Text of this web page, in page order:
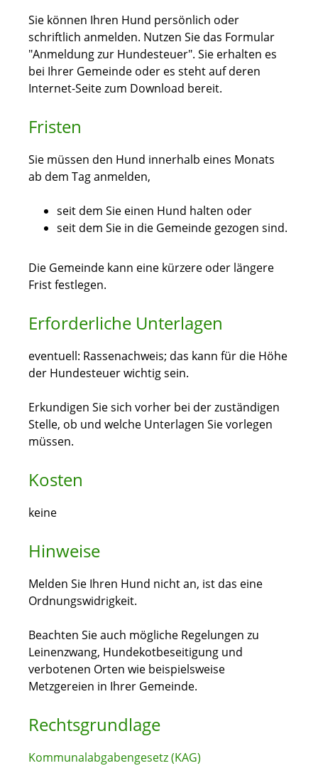
Sie können Ihren Hund persönlich oder
schriftlich anmelden. Nutzen Sie das Formular
"Anmeldung zur Hundesteuer". Sie erhalten es
bei Ihrer Gemeinde oder es steht auf deren
Internet-Seite zum Download bereit.
Fristen
Sie müssen den Hund innerhalb eines Monats
ab dem Tag anmelden,
seit dem Sie einen Hund halten oder
seit dem Sie in die Gemeinde gezogen sind.
Die Gemeinde kann eine kürzere oder längere
Frist festlegen.
Erforderliche Unterlagen
eventuell: Rassenachweis; das kann für die Höhe
der Hundesteuer wichtig sein.
Erkundigen Sie sich vorher bei der zuständigen
Stelle, ob und welche Unterlagen Sie vorlegen
müssen.
Kosten
keine
Hinweise
Melden Sie Ihren Hund nicht an, ist das eine
Ordnungswidrigkeit.
Beachten Sie auch mögliche Regelungen zu
Leinenzwang, Hundekotbeseitigung und
verbotenen Orten wie beispielsweise
Metzgereien in Ihrer Gemeinde.
Rechtsgrundlage
Kommunalabgabengesetz (KAG)